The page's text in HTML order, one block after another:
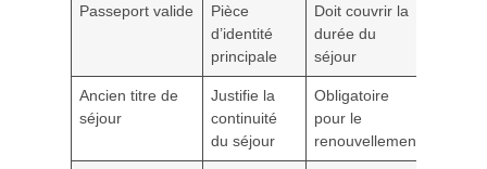
Passeport valide
Pièce
d’identité
principale
Doit couvrir la
durée du
séjour
Ancien titre de
séjour
Justifie la
continuité
du séjour
Obligatoire
pour le
renouvellement